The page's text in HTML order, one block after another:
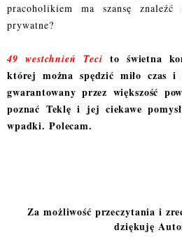
pracoholikiem ma szansę
prywatne?
49 westchnień Teci to świetna
której można spędzić miło czas i
gwarantowany przez większość
poznać Teklę i jej ciekawe
wpadki. Polecam.
Za możliwość przeczytania i
dziękuję